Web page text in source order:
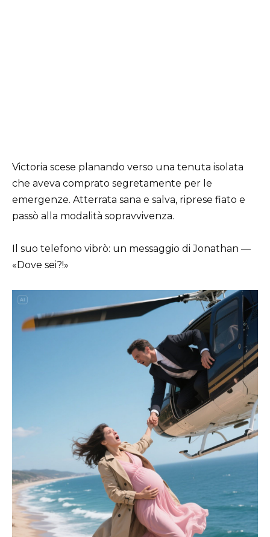
Victoria scese planando verso una tenuta isolata
che aveva comprato segretamente per le
emergenze. Atterrata sana e salva, riprese fiato e
passò alla modalità sopravvivenza.
Il suo telefono vibrò: un messaggio di Jonathan —
«Dove sei?!»